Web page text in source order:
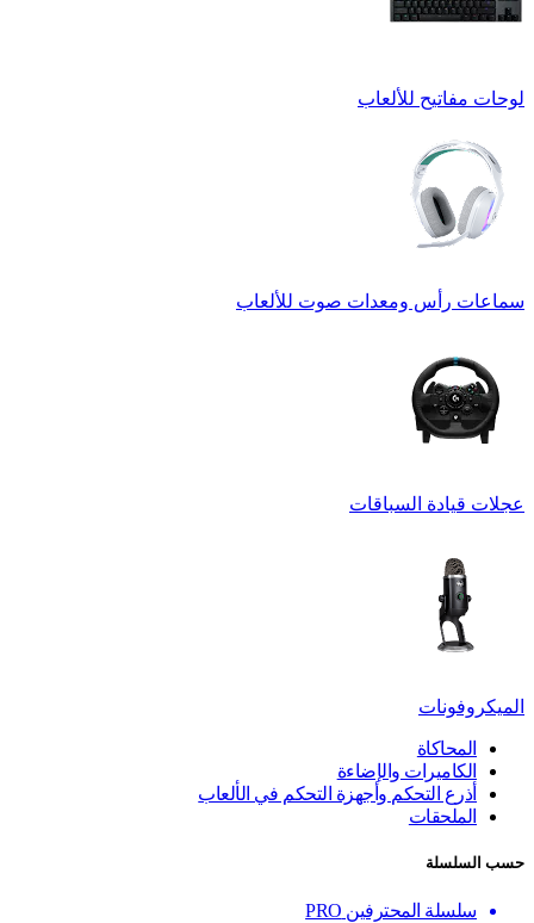
لوحات مفاتيح للألعاب
سماعات رأس ومعدات صوت للألعاب
عجلات قيادة السباقات
الميكروفونات
المحاكاة
الكاميرات والإضاءة
أذرع التحكم وأجهزة التحكم في الألعاب
الملحقات
حسب السلسلة
سلسلة المحترفين PRO